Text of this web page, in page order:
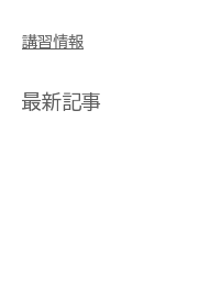
講習情報
最新記事